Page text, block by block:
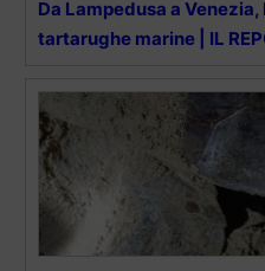
Da Lampedusa a
tartarughe marine | IL